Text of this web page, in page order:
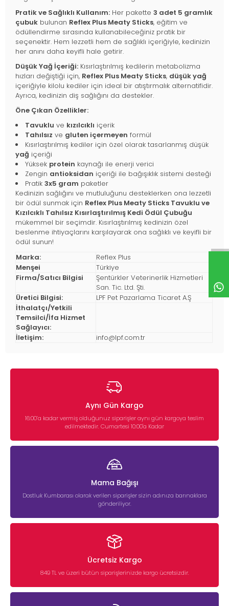
Pratik ve Sağlıklı Kullanım: Her pakette 3 adet 5 gramlık
çubuk bulunan Reflex Plus Meaty Sticks, eğitim ve
ödüllendirme sırasında kullanabileceğiniz pratik bir
seçenektir. Hem lezzetli hem de sağlıklı içeriğiyle, kedinizin
her anını daha keyifli hale getirir.
Düşük Yağ İçeriği: Kısırlaştırılmış kedilerin metabolizma
hızları değiştiği için, Reflex Plus Meaty Sticks, düşük yağ
içeriğiyle kilolu kediler için ideal bir atıştırmalık alternatifidir.
Ayrıca, kedinizin diş sağlığını da destekler.
Öne Çıkan Özellikler:
Tavuklu ve kızılcıklı içerik
Tahılsız ve gluten içermeyen formül
Kısırlaştırılmış kediler için özel olarak tasarlanmış düşük
yağ içeriği
Yüksek protein kaynağı ile enerji verici
Zengin antioksidan içeriği ile bağışıklık sistemi desteği
Pratik 3x5 gram paketler
Kedinizin sağlığını ve mutluluğunu desteklerken ona lezzetli
bir ödül sunmak için Reflex Plus Meaty Sticks Tavuklu ve
Kızılcıklı Tahılsız Kısırlaştırılmış Kedi Ödül Çubuğu
mükemmel bir seçimdir. Kısırlaştırılmış kedinizin özel
beslenme ihtiyaçlarını karşılayarak ona sağlıklı ve keyifli bir
ödül sunun!
Marka:
Reflex Plus
Menşei
Türkiye
Firma/Satıcı Bilgisi
Şentürkler Veterinerlik Hizmetleri
San. Tic. Ltd. Şti.
Üretici Bilgisi:
LPF Pet Pazarlama Ticaret A.Ş
İthalatçı/Yetkili
Temsilci/İfa Hizmet
Sağlayıcı:
İletişim:
info@lpf.com.tr
Aynı Gün Kargo
16:00’a kadar vermiş olduğunuz siparişler aynı gün kargoya teslim
edilmektedir. Cumartesi 10:00'a Kadar
Mama Bağışı
Dostluk Kumbarası olarak verilen siparişler sizin adınıza barınaklara
gönderiliyor.
Ücretsiz Kargo
849 TL ve üzeri bütün siparişlerinizde kargo ücretsizdir.